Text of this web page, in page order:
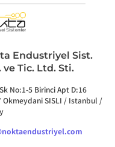
Endustriyel Sist.
ve Tic. Ltd. Sti.
No:1-5 Birinci Apt D:16
Okmeydani SISLI / Istanbul /